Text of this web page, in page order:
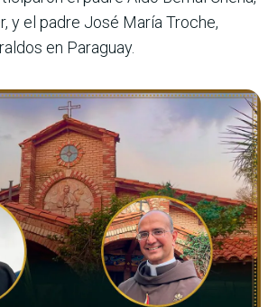
y el padre José María Troche,
en Paraguay.